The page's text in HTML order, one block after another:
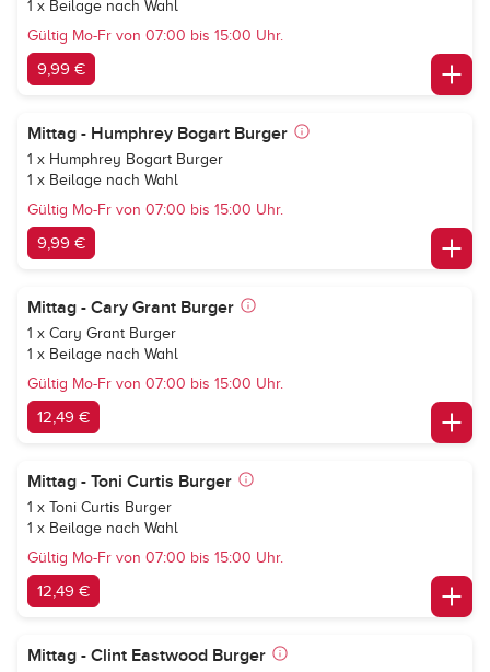
1 x Beilage nach Wahl
Gültig Mo-Fr von 07:00 bis 15:00 Uhr.
9,99 €
Mittag - Humphrey Bogart Burger
1 x Humphrey Bogart Burger
1 x Beilage nach Wahl
Gültig Mo-Fr von 07:00 bis 15:00 Uhr.
9,99 €
Mittag - Cary Grant Burger
1 x Cary Grant Burger
1 x Beilage nach Wahl
Gültig Mo-Fr von 07:00 bis 15:00 Uhr.
12,49 €
Mittag - Toni Curtis Burger
1 x Toni Curtis Burger
1 x Beilage nach Wahl
Gültig Mo-Fr von 07:00 bis 15:00 Uhr.
12,49 €
Mittag - Clint Eastwood Burger